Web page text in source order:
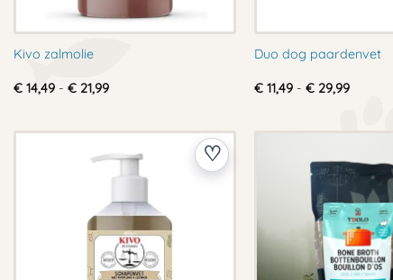
Kivo zalmolie
€14,49 - €21,99Prijsklasse:
Duo dog paardenvet
€11,49 - €29,99